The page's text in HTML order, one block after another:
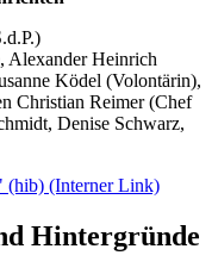
Alexander Heinrich
Ködel (Volontärin),
Christian Reimer (Chef
Denise Schwarz,
(hib) (Interner Link)
Hintergründe